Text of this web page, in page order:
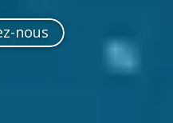
nous